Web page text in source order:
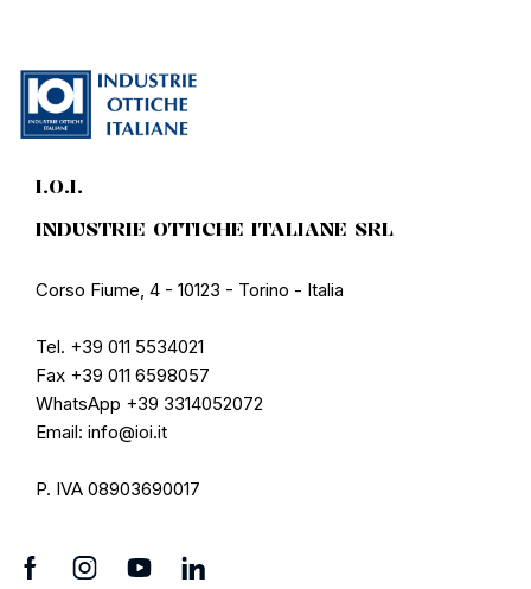
I.O.I.
INDUSTRIE OTTICHE ITALIANE SRL
Corso Fiume, 4 - 10123 - Torino - Italia
Tel. +39 011 5534021
Fax +39 011 6598057
WhatsApp +39 3314052072
Email: info@ioi.it
P. IVA 08903690017